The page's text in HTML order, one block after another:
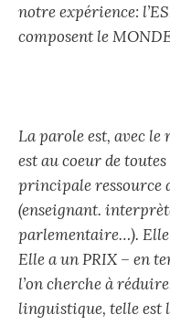
notre expérience:
composent le
La parole est, avec le
est au coeur de
principale ressource
(enseignant.
parlementaire…).
Elle a un PRIX – en
l’on cherche à
linguistique, telle est